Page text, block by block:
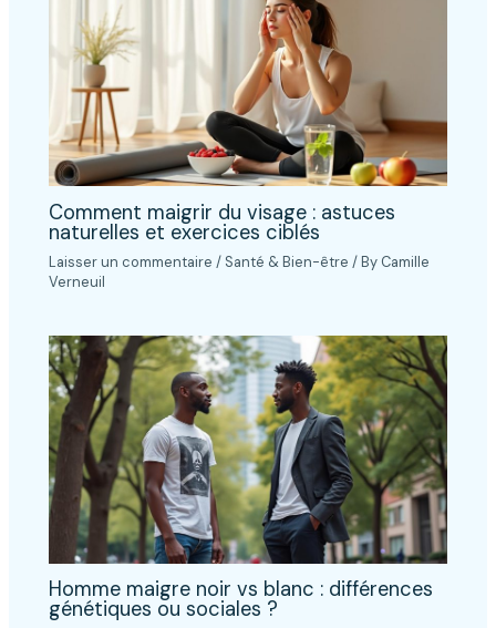
Comment maigrir du visage : astuces
naturelles et exercices ciblés
Laisser un commentaire / Santé & Bien-être / By Camille
Verneuil
Homme maigre noir vs blanc : différences
génétiques ou sociales ?